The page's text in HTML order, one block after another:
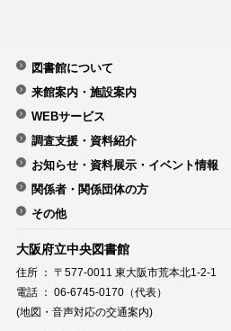
図書館について
来館案内・施設案内
WEBサービス
調査支援・資料紹介
お知らせ・資料展示・イベント情報
関係者・関係団体の方
その他
大阪府立中央図書館
住所 ： 〒577-0011 東大阪市荒本北1-2-1
電話 ： 06-6745-0170（代表）
(地図・音声対応の交通案内)